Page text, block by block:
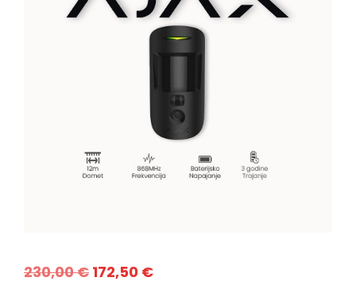
230,00€ 172,50 €